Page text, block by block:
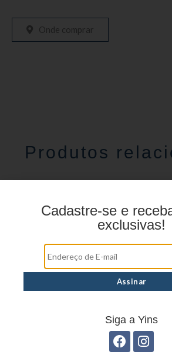
Onde comprar
Produtos
Estojo Juvenil YS27100
Cadastre-se e
exclusivas!
Siga a Yins